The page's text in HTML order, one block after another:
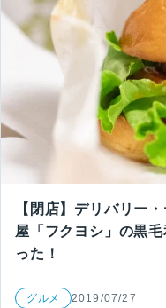
【閉店】デリバリー
屋「フクヨシ」の黒
った！
グルメ 2019/07/27